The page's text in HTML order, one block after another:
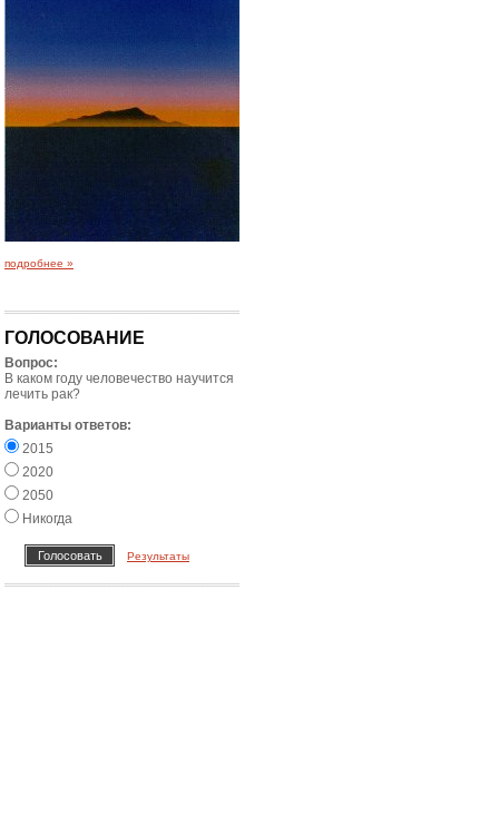
подробнее »
ГОЛОСОВАНИЕ
Вопрос:
В каком году человечество научится
лечить рак?
Варианты ответов:
2015
2020
2050
Никогда
Результаты